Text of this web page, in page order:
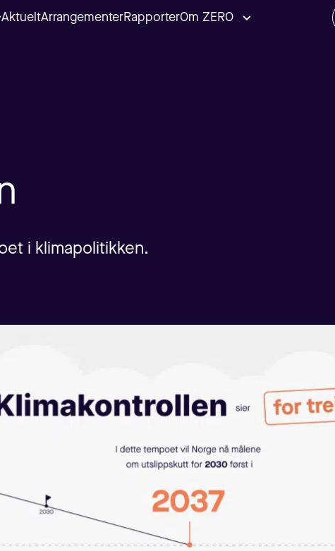
AktueltArrangementerRapporterOm ZERO
i klimapolitikken.